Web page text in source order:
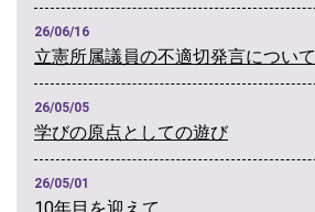
26/06/16
立憲所属議員の不適切発言について
26/05/05
学びの原点としての遊び
26/05/01